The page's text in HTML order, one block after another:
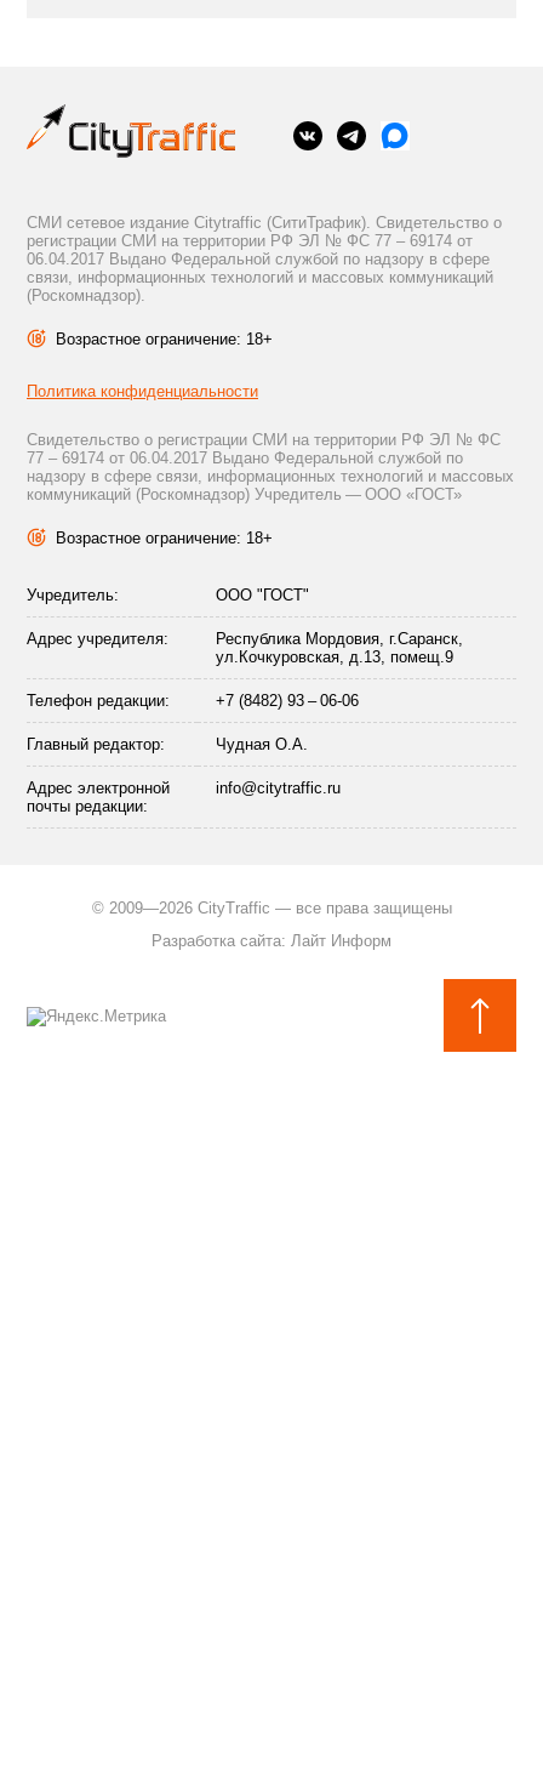
СМИ сетевое издание Citytraffic (СитиТрафик). Свидетельство о
регистрации СМИ на территории РФ ЭЛ № ФС 77 – 69174 от
06.04.2017 Выдано Федеральной службой по надзору в сфере
связи, информационных технологий и массовых коммуникаций
(Роскомнадзор).
Возрастное ограничение: 18+
Политика конфиденциальности
Свидетельство о регистрации СМИ на территории РФ ЭЛ № ФС
77 – 69174 от 06.04.2017 Выдано Федеральной службой по
надзору в сфере связи, информационных технологий и массовых
коммуникаций (Роскомнадзор) Учредитель — ООО «ГОСТ»
Возрастное ограничение: 18+
Учредитель: ООО "ГОСТ"
Адрес учредителя:
Республика Мордовия, г.Саранск,
ул.Кочкуровская, д.13, помещ.9
Телефон редакции: +7 (8482) 93 – 06-06
Главный редактор: Чудная О.А.
Адрес электронной
почты редакции:
info@citytraffic.ru
©2009—2026 CityTraffic — все права защищены
Разработка сайта: Лайт Информ